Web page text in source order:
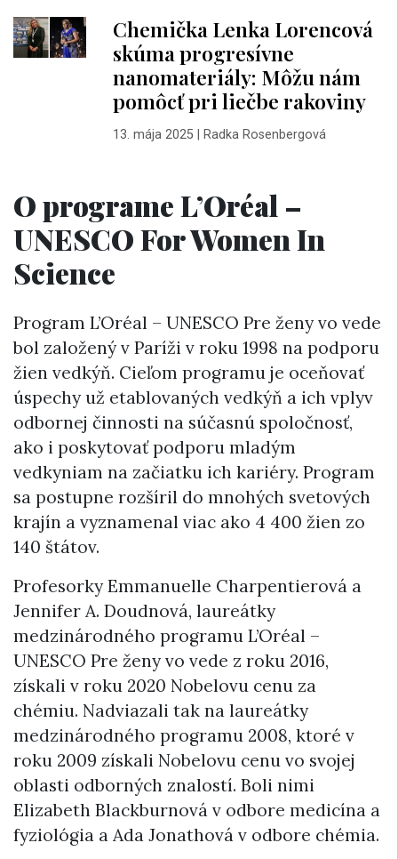
Chemička Lenka Lorencová
skúma progresívne
nanomateriály: Môžu nám
pomôcť pri liečbe rakoviny
13. mája 2025| Radka Rosenbergová
O programe L’Oréal –
UNESCO For Women In
Science
Program L’Oréal – UNESCO Pre ženy vo vede
bol založený v Paríži v roku 1998 na podporu
žien vedkýň. Cieľom programu je oceňovať
úspechy už etablovaných vedkýň a ich vplyv
odbornej činnosti na súčasnú spoločnosť,
ako i poskytovať podporu mladým
vedkyniam na začiatku ich kariéry. Program
sa postupne rozšíril do mnohých svetových
krajín a vyznamenal viac ako 4 400 žien zo
140 štátov.
Profesorky Emmanuelle Charpentierová a
Jennifer A. Doudnová, laureátky
medzinárodného programu L’Oréal –
UNESCO Pre ženy vo vede z roku 2016,
získali v roku 2020 Nobelovu cenu za
chémiu. Nadviazali tak na laureátky
medzinárodného programu 2008, ktoré v
roku 2009 získali Nobelovu cenu vo svojej
oblasti odborných znalostí. Boli nimi
Elizabeth Blackburnová v odbore medicína a
fyziológia a Ada Jonathová v odbore chémia.